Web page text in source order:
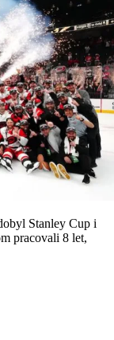
Stanley Cup i
pracovali 8 let,